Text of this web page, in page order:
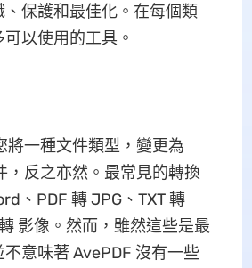
保護和最佳化。在每個類
以使用的工具。
將一種文件類型，變更為
，反之亦然。最常見的轉換
、PDF 轉 JPG、TXT 轉
影像。然而，雖然這些是最
意味著 AvePDF 沒有一些